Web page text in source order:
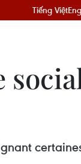
Tiếng Việt